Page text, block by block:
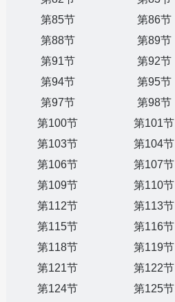
第85节
第86节
第88节
第89节
第91节
第92节
第94节
第95节
第97节
第98节
第100节
第101节
第103节
第104节
第106节
第107节
第109节
第110节
第112节
第113节
第115节
第116节
第118节
第119节
第121节
第122节
第124节
第125节